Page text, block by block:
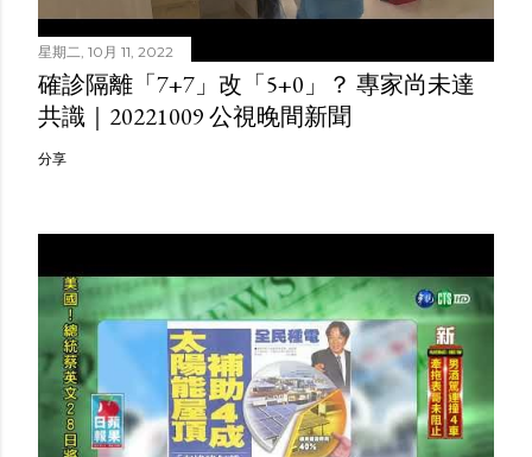
星期二, 10月 11, 2022
確診隔離「7+7」改「5+0」？ 專家尚未達
共識｜20221009 公視晚間新聞
分享